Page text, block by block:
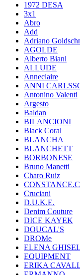
1972 DESA
3x1
Abro
Add
Adriano
AGOLDE
Alberto Biani
ALLUDE
Anneclaire
ANNI
Antonino Valenti
Argesto
Baldan
BILANCIONI
Black Coral
BLANCHA
BLANCHETT
BORBONESE
Bruno Manetti
Charo Ruiz
CONSTANCE.C
Cruciani
D.U.K.E.
Denim Couture
DICE KAYEK
DOUCAL'S
DROMe
ELENA
EQUIPMENT
ERIKA